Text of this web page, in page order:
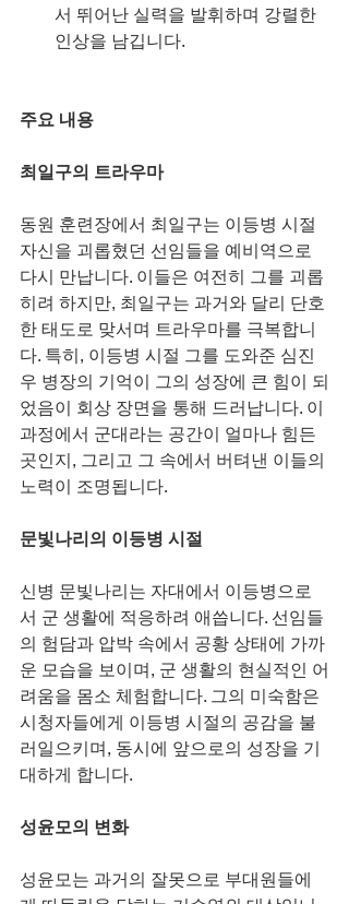
서 뛰어난 실력을 발휘하며 강렬한
인상을 남깁니다.
주요 내용
최일구의 트라우마
동원 훈련장에서 최일구는 이등병 시절
자신을 괴롭혔던 선임들을 예비역으로
다시 만납니다. 이들은 여전히 그를 괴롭
히려 하지만, 최일구는 과거와 달리 단호
한 태도로 맞서며 트라우마를 극복합니
다. 특히, 이등병 시절 그를 도와준 심진
우 병장의 기억이 그의 성장에 큰 힘이 되
었음이 회상 장면을 통해 드러납니다. 이
과정에서 군대라는 공간이 얼마나 힘든
곳인지, 그리고 그 속에서 버텨낸 이들의
노력이 조명됩니다.
문빛나리의 이등병 시절
신병 문빛나리는 자대에서 이등병으로
서 군 생활에 적응하려 애씁니다. 선임들
의 험담과 압박 속에서 공황 상태에 가까
운 모습을 보이며, 군 생활의 현실적인 어
려움을 몸소 체험합니다. 그의 미숙함은
시청자들에게 이등병 시절의 공감을 불
러일으키며, 동시에 앞으로의 성장을 기
대하게 합니다.
성윤모의 변화
성윤모는 과거의 잘못으로 부대원들에